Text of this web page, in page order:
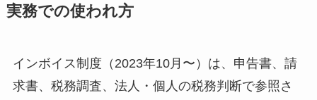
実務での使われ方
インボイス制度（2023年10月〜）は、申告書、請
求書、税務調査、法人・個人の税務判断で参照さ